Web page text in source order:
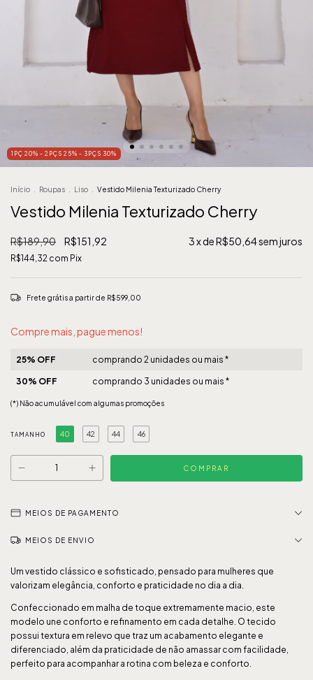
1PÇ 20% - 2PÇS 25% - 3PÇS 30%
Início Roupas Liso Vestido Milenia Texturizado Cherry
Vestido Milenia Texturizado Cherry
R$189,90 R$151,92 3x deR$50,64sem juros
R$144,32 com Pix
Frete grátisa partir de R$599,00
Compre mais, pague menos!
25% OFF comprando 2 unidades ou mais *
30% OFF comprando 3 unidades ou mais *
(*) Não acumulável com algumas promoções
TAMANHO 40 42 44 46
MEIOS DE PAGAMENTO
MEIOS DE ENVIO
Um vestido clássico e sofisticado, pensado para mulheres que
valorizam elegância, conforto e praticidade no dia a dia.
Confeccionado em malha de toque extremamente macio, este
modelo une conforto e refinamento em cada detalhe. O tecido
possui textura em relevo que traz um acabamento elegante e
diferenciado, além da praticidade de não amassar com facilidade,
perfeito para acompanhar a rotina com beleza e conforto.